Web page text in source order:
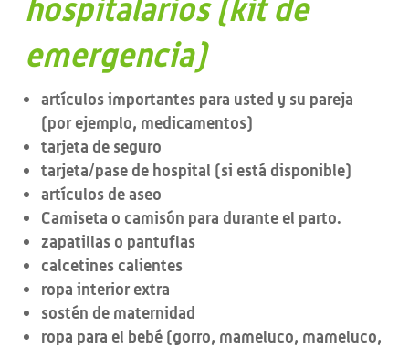
hospitalarios (kit de
emergencia)
artículos importantes para usted y su pareja
(por ejemplo, medicamentos)
tarjeta de seguro
tarjeta/pase de hospital (si está disponible)
artículos de aseo
Camiseta o camisón para durante el parto.
zapatillas o pantuflas
calcetines calientes
ropa interior extra
sostén de maternidad
ropa para el bebé (gorro, mameluco, mameluco,